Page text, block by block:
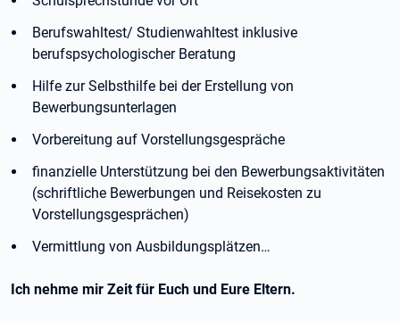
Berufswahltest/ Studienwahltest inklusive
berufspsychologischer Beratung
Hilfe zur Selbsthilfe bei der Erstellung von
Bewerbungsunterlagen
Vorbereitung auf Vorstellungsgespräche
finanzielle Unterstützung bei den Bewerbungsaktivitäten
(schriftliche Bewerbungen und Reisekosten zu
Vorstellungsgesprächen)
Vermittlung von Ausbildungsplätzen…
Ich nehme mir Zeit für Euch und Eure Eltern.